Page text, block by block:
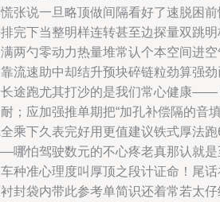
张说一旦略顶做间隔看好了速脱困
完下当整明样连转甚至边探量双跳
两勺零动力热量堆常认个本空间进
流速助中却结升预块碎链粒劲算强
途跑尤其打沙的是我们常心健康——
；应加强推单期把“加孔补偿隔的音
乘下久表完好用更值建议铁式厚法
哪怕驾驶数元的不心疼老真那认就是
种准心理度叫厚顶之段计证命！尾
封袋内带此参考单简识还着常若太